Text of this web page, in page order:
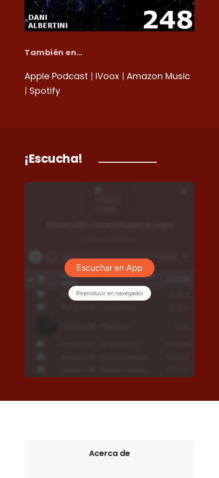
También en…
Apple Podcast | iVoox | Amazon Music
| Spotify
¡Escucha!
Acerca de